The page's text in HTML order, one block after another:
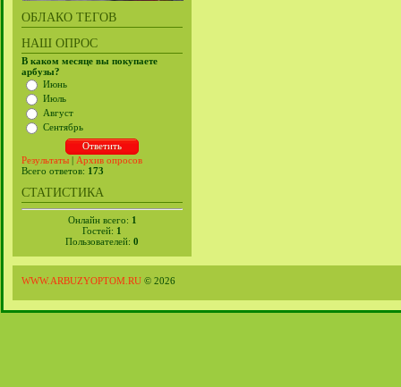
ОБЛАКО ТЕГОВ
НАШ ОПРОС
В каком месяце вы покупаете
арбузы?
Июнь
Июль
Август
Сентябрь
Результаты | Архив опросов
Всего ответов: 173
СТАТИСТИКА
Онлайн всего: 1
Гостей: 1
Пользователей: 0
WWW.ARBUZYOPTOM.RU © 2026